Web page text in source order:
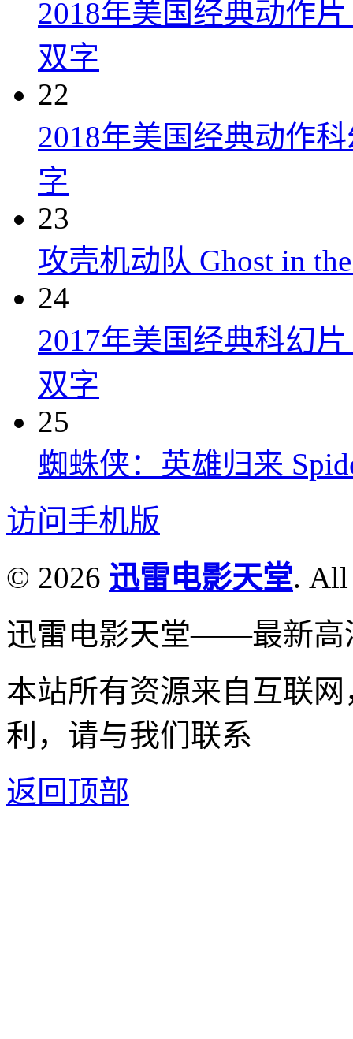
2018年美国经典动作
双字
22
2018年美国经典动作
字
23
攻壳机动队 Ghost in
24
2017年美国经典科幻
双字
25
蜘蛛侠：英雄归来
访问手机版
© 2026 迅雷电影天堂. All
迅雷电影天堂——最新高
本站所有资源来自互联
利，请与我们联系
返回顶部